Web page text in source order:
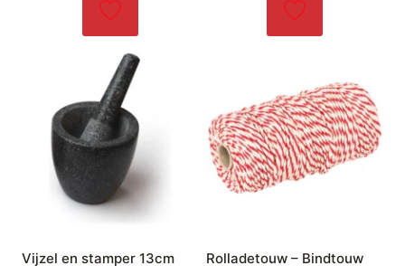
Vijzel en stamper 13cm
Rolladetouw – Bindtouw